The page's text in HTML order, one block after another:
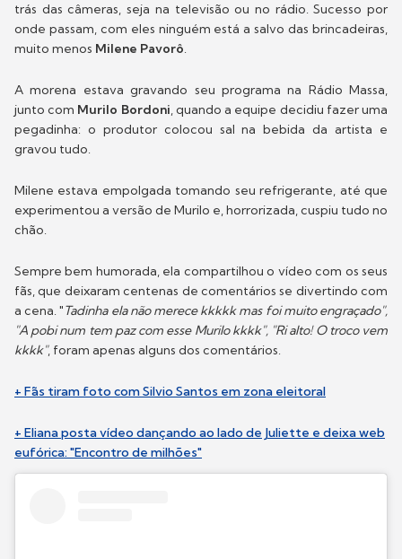
trás das câmeras, seja na televisão ou no rádio. Sucesso por
onde passam, com eles ninguém está a salvo das brincadeiras,
muito menos Milene Pavorô.
A morena estava gravando seu programa na Rádio Massa,
junto com Murilo Bordoni, quando a equipe decidiu fazer uma
pegadinha: o produtor colocou sal na bebida da artista e
gravou tudo.
Milene estava empolgada tomando seu refrigerante, até que
experimentou a versão de Murilo e, horrorizada, cuspiu tudo no
chão.
Sempre bem humorada, ela compartilhou o vídeo com os seus
fãs, que deixaram centenas de comentários se divertindo com
a cena. "Tadinha ela não merece kkkkk mas foi muito engraçado",
"A pobi num tem paz com esse Murilo kkkk", "Ri alto! O troco vem
kkkk", foram apenas alguns dos comentários.
+ Fãs tiram foto com Silvio Santos em zona eleitoral
+ Eliana posta vídeo dançando ao lado de Juliette e deixa web
eufórica: "Encontro de milhões"